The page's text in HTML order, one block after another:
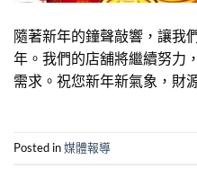
隨著新年的鐘聲敲響，讓我
年。我們的店舖將繼續努力
需求。祝您新年新氣象，財
Posted in媒體報導